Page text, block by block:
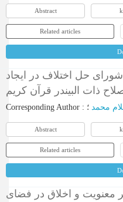
Abstract
Related articles
حل اختلاف در ایجاد
Corresponding Author : محمد
Abstract
Related articles
معنویت و اخلاق در فضای